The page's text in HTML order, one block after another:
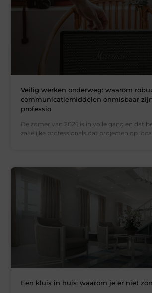
Veilig werken onderweg: waarom
communicatiemiddelen onmisbaar
professio
De zomer van 2026 is in volle gang en dat
zakelijke professionals dat projecten op
Een kluis in huis: waarom je er niet